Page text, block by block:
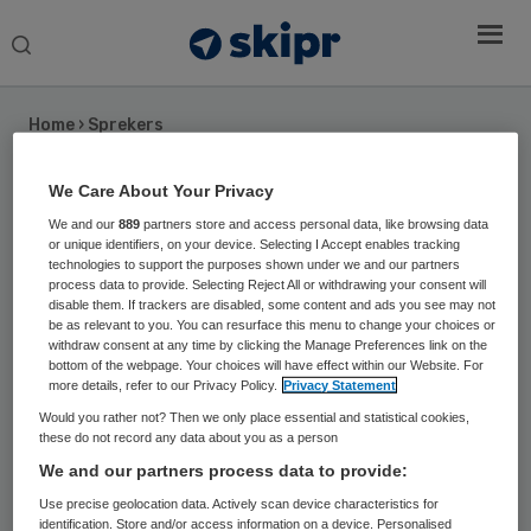
Search
Home › Sprekers
Prof. dr. Kris Vanhaecht
Assistant Professor verbonden aan de
KULeuven met leerstoel Kwaliteit en
Patiëntveiligheid en het Erasmus Centrum
voor Zorgbestuur en schrijver van het boek
Mangomoment
Prof. Dr. Kris Vanhaecht doceert kwaliteit &
patiëntveiligheid binnen de faculteit geneeskunde
te Leuven. Hij is tevens verbonden aan het Erasmus
Centrum voor Zorgbestuur als kerndocent van het
We Care About Your Privacy
We and our889 partners store and access personal data, like browsing data
or unique identifiers, on your device. Selecting I Accept enables tracking
technologies to support the purposes shown under we and our partners
process data to provide. Selecting Reject All or withdrawing your consent will
disable them. If trackers are disabled, some content and ads you see may not
be as relevant to you. You can resurface this menu to change your choices or
withdraw consent at any time by clicking the Manage Preferences link on the
bottom of the webpage. Your choices will have effect within our Website. For
more details, refer to our Privacy Policy.
Privacy Statement
Would you rather not? Then we only place essential and statistical cookies,
these do not record any data about you as a person
We and our partners process data to provide:
Use precise geolocation data. Actively scan device characteristics for
identification. Store and/or access information on a device. Personalised